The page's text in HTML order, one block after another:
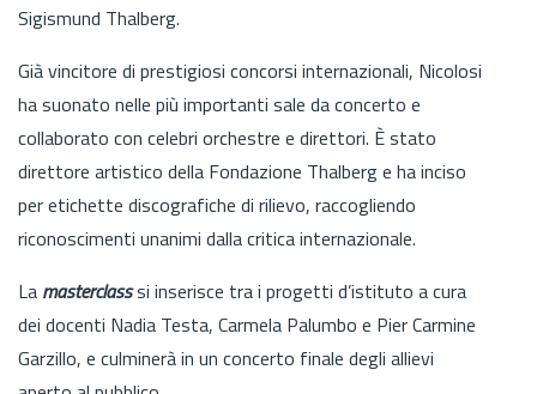
Sigismund Thalberg.
Già vincitore di prestigiosi concorsi internazionali, Nicolosi
ha suonato nelle più importanti sale da concerto e
collaborato con celebri orchestre e direttori. È stato
direttore artistico della Fondazione Thalberg e ha inciso
per etichette discografiche di rilievo, raccogliendo
riconoscimenti unanimi dalla critica internazionale.
La masterclasssi inserisce tra i progetti d’istituto a cura
dei docenti Nadia Testa, Carmela Palumbo e Pier Carmine
Garzillo, e culminerà in un concerto finale degli allievi